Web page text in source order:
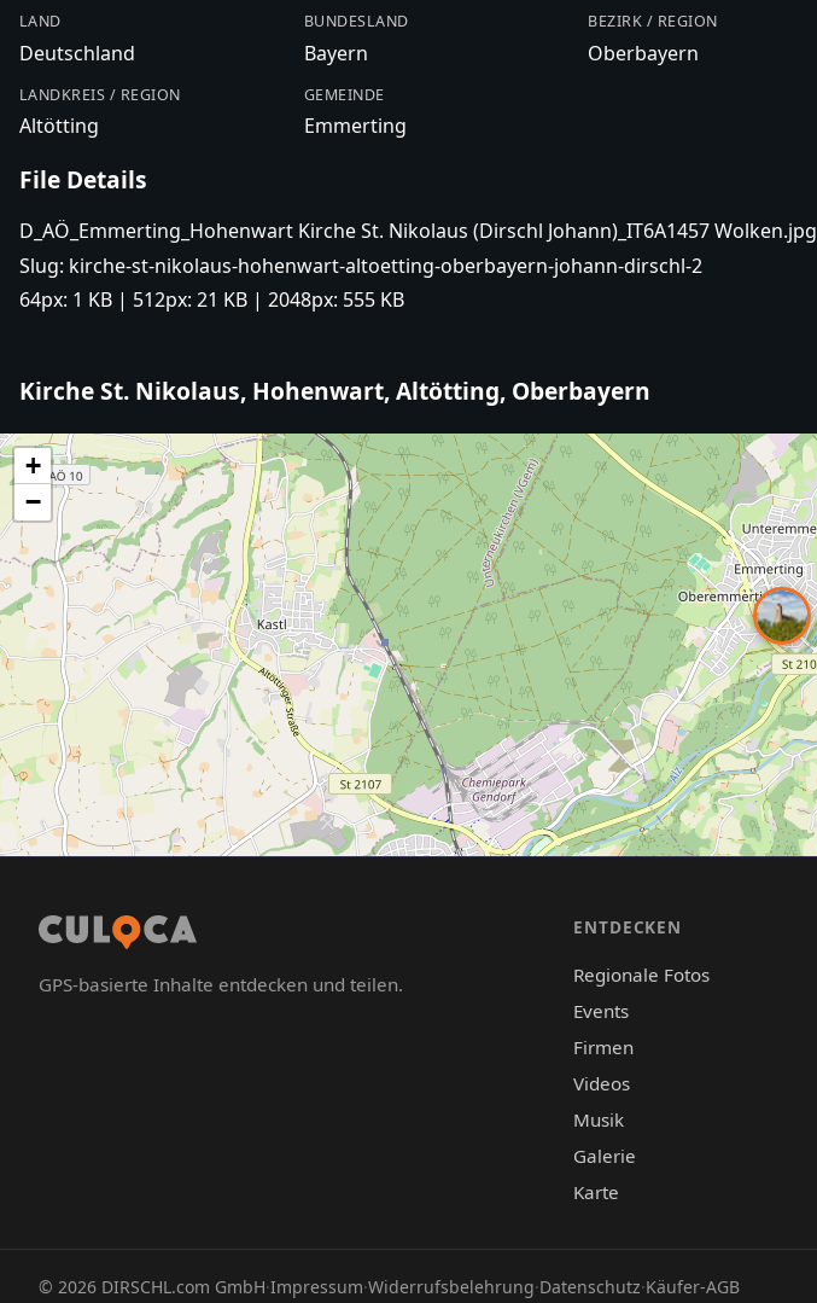
LAND
Deutschland
BUNDESLAND
Bayern
BEZIRK / REGION
Oberbayern
LANDKREIS / REGION
Altötting
GEMEINDE
Emmerting
File Details
D_AÖ_Emmerting_Hohenwart Kirche St. Nikolaus (Dirschl Johann)_IT6A1457 Wolken.jpg
Slug: kirche-st-nikolaus-hohenwart-altoetting-oberbayern-johann-dirschl-2
64px: 1 KB | 512px: 21 KB | 2048px: 555 KB
Kirche St. Nikolaus, Hohenwart, Altötting, Oberbayern
+
−
GPS-basierte Inhalte entdecken und teilen.
ENTDECKEN
Regionale Fotos
Events
Firmen
Videos
Musik
Galerie
Karte
© 2026 DIRSCHL.com GmbH·Impressum·Widerrufsbelehrung·Datenschutz·Käufer-AGB